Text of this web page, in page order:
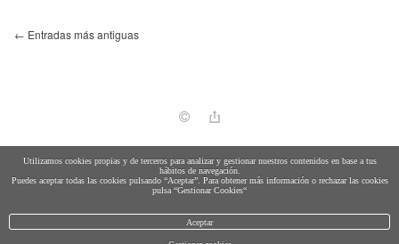
← Entradas más antiguas
política de cookies
Utilizamos cookies propias y de terceros para analizar y gestionar nuestros contenidos en base a tus
hábitos de navegación.
Puedes aceptar todas las cookies pulsando “Aceptar”. Para obtener más información o rechazar las cookies
pulsa “Gestionar Cookies“
Aceptar